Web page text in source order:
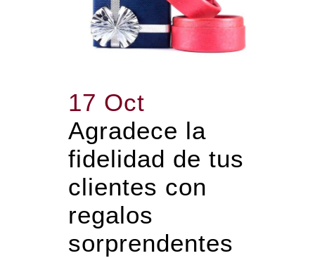
17 Oct
Agradece la
fidelidad de tus
clientes con
regalos
sorprendentes